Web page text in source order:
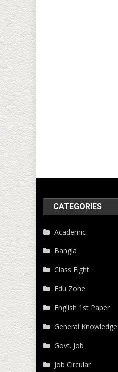
CATEGORIES
Academic
Bangla
Class Eight
Edu Zone
English 1st Paper
General Knowledge
Govt. Job
Job Circular